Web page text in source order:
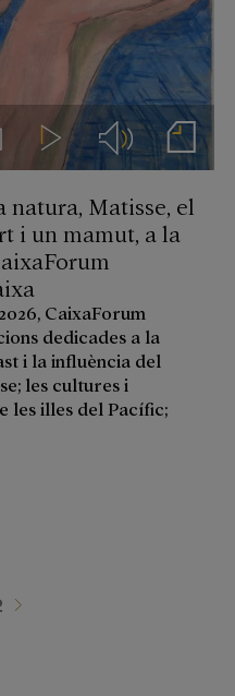
Videos Audios Notas de prensa
Matisse, el
i un mamut, a la
CaixaForum
dedicades a la
i la influència del
les cultures i
les illes del Pacífic;